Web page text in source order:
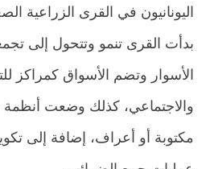
اليونانيون في القرى الزراعية
بدأت القرى تنمو وتتحول إلى
الأسوار وتضم الأسواق كمراكز
والاجتماعي، كذلك وضعت أنظمة
مكتوبة أو أعراف، إضافة إلى